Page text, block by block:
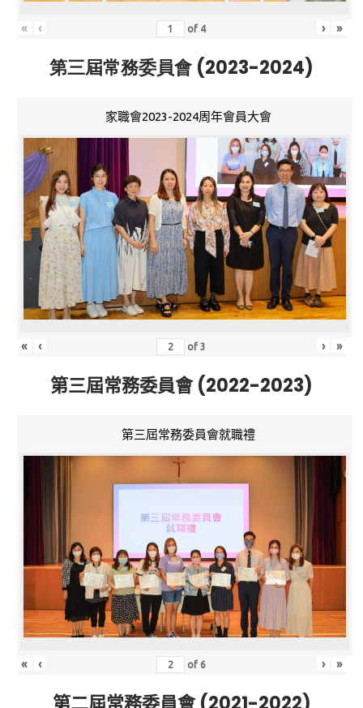
« ‹ of 4 › »
第三屆常務委員會 (2023-2024)
家職會2023-2024周年會員大會
« ‹ of3 › »
第三屆常務委員會 (2022-2023)
第三屆常務委員會就職禮
« ‹ of 6 › »